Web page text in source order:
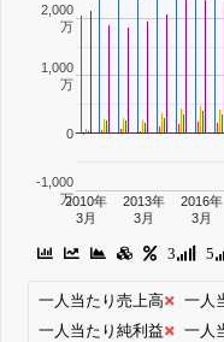
2010年
3月
2013年
3月
2016年
3月
-1,000
万
0
1,000
万
2,000
万
3 5
一人当たり売上高 一人
一人当たり純利益
一人